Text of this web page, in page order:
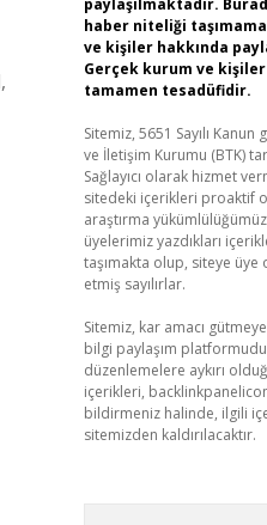
paylaşılmaktadır.
haber niteliği
ve kişiler hakkında
Gerçek kurum ve
tamamen tesadüfidir.
Sitemiz, 5651 Sayılı
ve İletişim Kurumu (BTK)
Sağlayıcı olarak hizmet
sitedeki içerikleri proaktif
araştırma
üyelerimiz yazdıkları
taşımakta olup, siteye
etmiş sayılırlar.
Sitemiz, kar amacı
bilgi paylaşım
düzenlemelere aykırı
içerikleri,
bildirmeniz halinde, ilgili
sitemizden kaldırılacaktır.